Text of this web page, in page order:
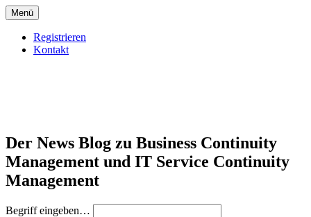
Menü
Registrieren
Kontakt
Der News Blog zu Business Continuity
Management und IT Service Continuity
Management
Begriff eingeben…